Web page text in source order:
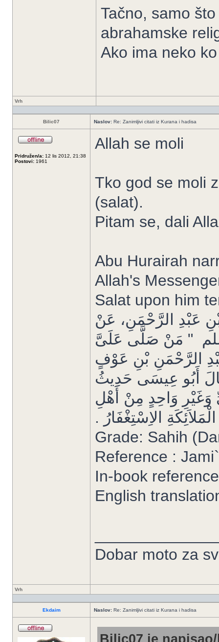
Tačno, samo
abrahamske
Ako ima neko
Vrh
Bilic07 Naslov: Re: Zanimljivi citati iz Kurana i hadisa
Pridružen/a: 12 lis 2012, 21:38
Postovi: 1961
Allah se moli
Tko god se moli
(salat).
Pitam se, dali
Abu Hurairah
Allah's
Salat upon him
عَبْدِ الرَّحْمَنِ، عَنْ
"‏ مَنْ صَلَّى عَلَىَّ
الرَّحْمَنِ بْنِ عَوْفٍ
أَبُو عِيسَى حَدِيثُ
وَاحِدٍ مِنْ أَهْلِ
الاِسْتِغْفَارُ ‏.‏
Grade: Sahih
Reference :
In-book
English
Dobar moto za
Vrh
Ekdaim Naslov: Re: Zanimljivi citati iz Kurana i hadisa
Bilic07 je